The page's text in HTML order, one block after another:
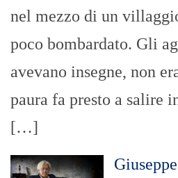
nel mezzo di un
poco bombardato. Gli
avevano insegne, non
paura fa presto a salire
[…]